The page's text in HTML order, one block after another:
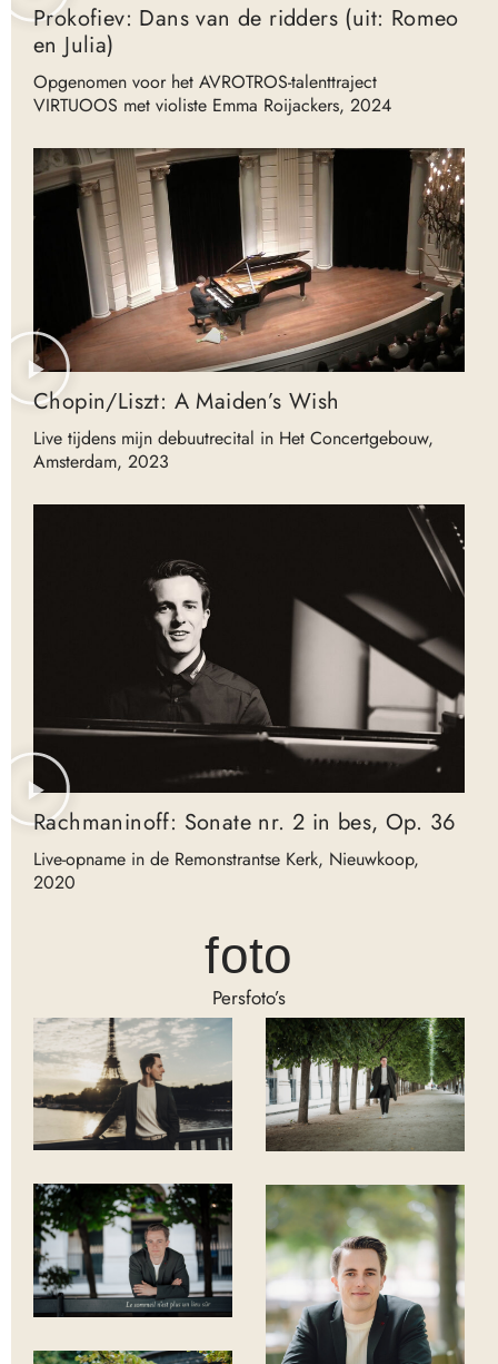
Prokofiev: Dans van de ridders (uit: Romeo
en Julia)
Opgenomen voor het AVROTROS-talenttraject
VIRTUOOS met violiste Emma Roijackers, 2024
Chopin/Liszt: A Maiden’s Wish
Live tijdens mijn debuutrecital in Het Concertgebouw,
Amsterdam, 2023
Rachmaninoff: Sonate nr. 2 in bes, Op. 36
Live-opname in de Remonstrantse Kerk, Nieuwkoop,
2020
foto
Persfoto’s